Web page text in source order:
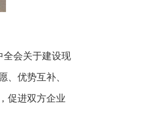
全会关于建设现
、优势互补、
促进双方企业